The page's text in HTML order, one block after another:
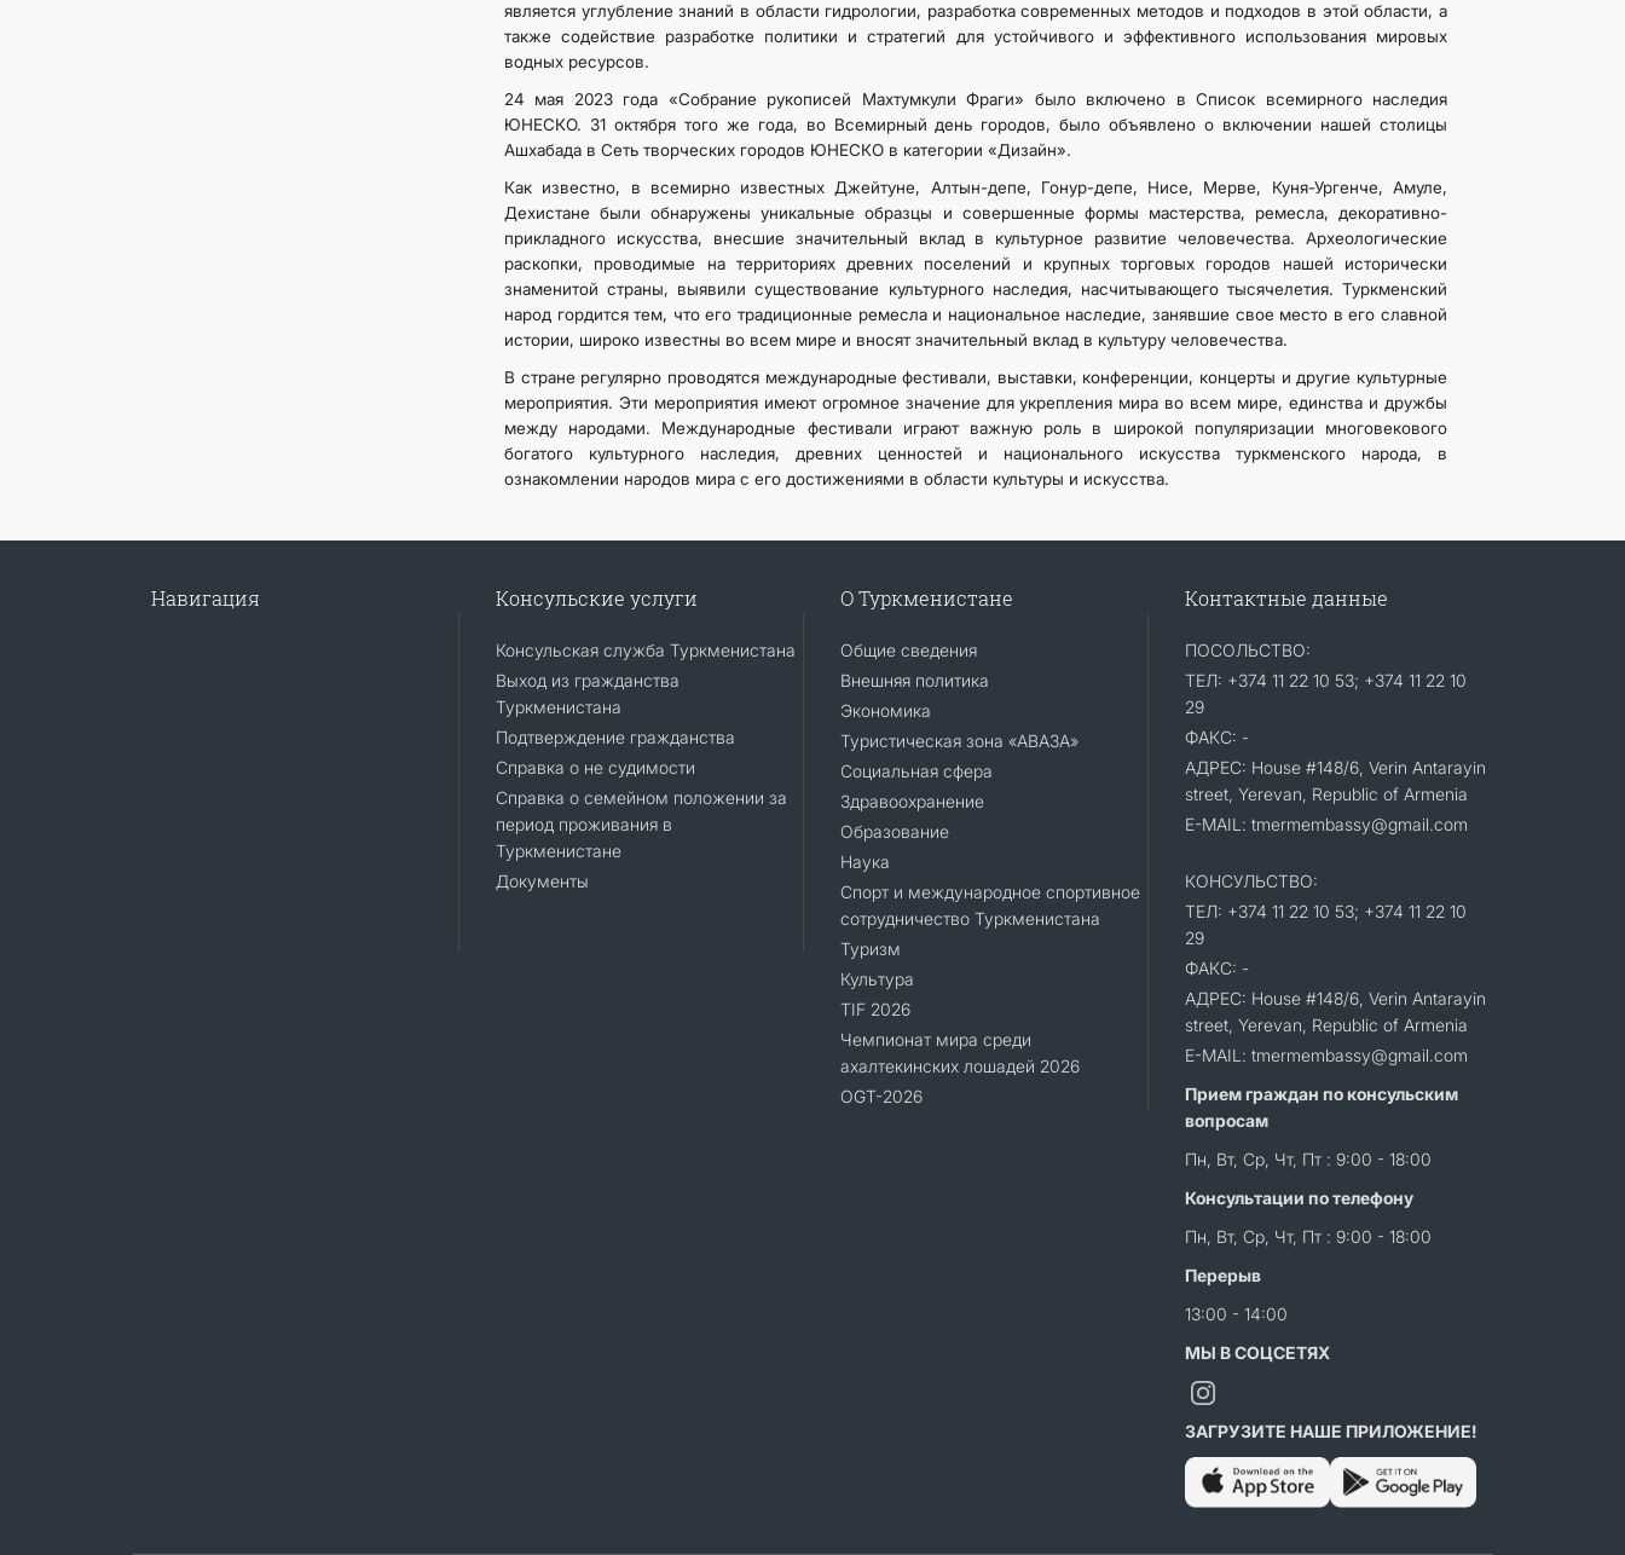
является углубление знаний в области гидрологии, разработка современных методов и подходов в этой области, а
также содействие разработке политики и стратегий для устойчивого и эффективного использования мировых
водных ресурсов.
24 мая 2023 года «Собрание рукописей Махтумкули Фраги» было включено в Список всемирного наследия
ЮНЕСКО. 31 октября того же года, во Всемирный день городов, было объявлено о включении нашей столицы
Ашхабада в Сеть творческих городов ЮНЕСКО в категории «Дизайн».
Как известно, в всемирно известных Джейтуне, Алтын-депе, Гонур-депе, Нисе, Мерве, Куня-Ургенче, Амуле,
Дехистане были обнаружены уникальные образцы и совершенные формы мастерства, ремесла, декоративно-
прикладного искусства, внесшие значительный вклад в культурное развитие человечества. Археологические
раскопки, проводимые на территориях древних поселений и крупных торговых городов нашей исторически
знаменитой страны, выявили существование культурного наследия, насчитывающего тысячелетия. Туркменский
народ гордится тем, что его традиционные ремесла и национальное наследие, занявшие свое место в его славной
истории, широко известны во всем мире и вносят значительный вклад в культуру человечества.
В стране регулярно проводятся международные фестивали, выставки, конференции, концерты и другие культурные
мероприятия. Эти мероприятия имеют огромное значение для укрепления мира во всем мире, единства и дружбы
между народами. Международные фестивали играют важную роль в широкой популяризации многовекового
богатого культурного наследия, древних ценностей и национального искусства туркменского народа, в
ознакомлении народов мира с его достижениями в области культуры и искусства.
Навигация Консульские услуги
Консульская служба Туркменистана
Выход из гражданства
Туркменистана
Подтверждение гражданства
Справка о не судимости
Справка о семейном положении за
период проживания в
Туркменистане
Документы
О Туркменистане
Общие сведения
Внешняя политика
Экономика
Туристическая зона «АВАЗА»
Социальная сфера
Здравоохранение
Образование
Наука
Спорт и международное спортивное
сотрудничество Туркменистана
Туризм
Культура
TIF 2026
Чемпионат мира среди
ахалтекинских лошадей 2026
OGT-2026
Контактные данные
ПОСОЛЬСТВО:
ТЕЛ: +374 11 22 10 53; +374 11 22 10
29
ФАКС: -
АДРЕС: House #148/6, Verin Antarayin
street, Yerevan, Republic of Armenia
E-MAIL: tmermembassy@gmail.com
КОНСУЛЬСТВО:
ТЕЛ: +374 11 22 10 53; +374 11 22 10
29
ФАКС: -
АДРЕС: House #148/6, Verin Antarayin
street, Yerevan, Republic of Armenia
E-MAIL: tmermembassy@gmail.com
Прием граждан по консульским
вопросам
Пн, Вт, Ср, Чт, Пт : 9:00 - 18:00
Консультации по телефону
Пн, Вт, Ср, Чт, Пт : 9:00 - 18:00
Перерыв
13:00 - 14:00
МЫ В СОЦСЕТЯХ
ЗАГРУЗИТЕ НАШЕ ПРИЛОЖЕНИЕ!